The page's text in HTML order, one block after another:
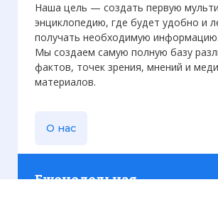
Наша цель — создать первую
энциклопедию, где будет удобно и
получать необходимую информацию.
Мы создаем самую полную базу
фактов, точек зрения, мнений и
материалов.
О нас
Еженедельная